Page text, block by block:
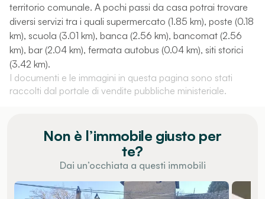
territorio comunale. A pochi passi da casa potrai trovare
diversi servizi tra i quali supermercato (1.85 km), poste (0.18
km), scuola (3.01 km), banca (2.56 km), bancomat (2.56
km), bar (2.04 km), fermata autobus (0.04 km), siti storici
(3.42 km).
I documenti e le immagini in questa pagina sono stati
raccolti dal portale di vendite pubbliche ministeriale.
Non è l’immobile giusto per
te?
Dai un’occhiata a questi immobili